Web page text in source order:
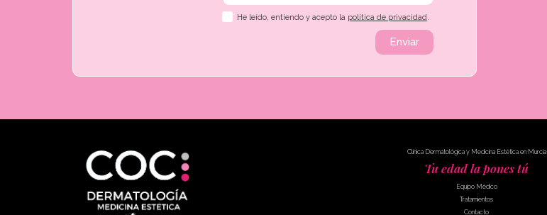
He leído, entiendo y acepto la política de privacidad.
Enviar
Clínica Dermatológica y Medicina Estética en Murcia
Tu edad la pones tú
Equipo Médico
Tratamientos
Contacto